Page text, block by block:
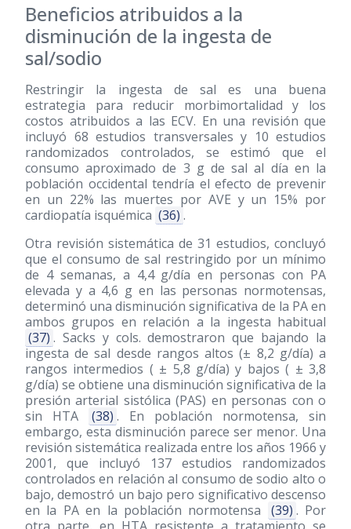
Beneficios atribuidos a la
disminución de la ingesta de
sal/sodio
Restringir la ingesta de sal es una buena
estrategia para reducir morbimortalidad y los
costos atribuidos a las ECV. En una revisión que
incluyó 68 estudios transversales y 10 estudios
randomizados controlados, se estimó que el
consumo aproximado de 3 g de sal al día en la
población occidental tendría el efecto de prevenir
en un 22% las muertes por AVE y un 15% por
cardiopatía isquémica (36) .
Otra revisión sistemática de 31 estudios, concluyó
que el consumo de sal restringido por un mínimo
de 4 semanas, a 4,4 g/día en personas con PA
elevada y a 4,6 g en las personas normotensas,
determinó una disminución significativa de la PA en
ambos grupos en relación a la ingesta habitual
(37) . Sacks y cols. demostraron que bajando la
ingesta de sal desde rangos altos (± 8,2 g/día) a
rangos intermedios ( ± 5,8 g/día) y bajos ( ± 3,8
g/día) se obtiene una disminución significativa de la
presión arterial sistólica (PAS) en personas con o
sin HTA
(38) . En población normotensa, sin
embargo, esta disminución parece ser menor. Una
revisión sistemática realizada entre los años 1966 y
2001, que incluyó 137 estudios randomizados
controlados en relación al consumo de sodio alto o
bajo, demostró un bajo pero significativo descenso
en la PA en la población normotensa
(39) . Por